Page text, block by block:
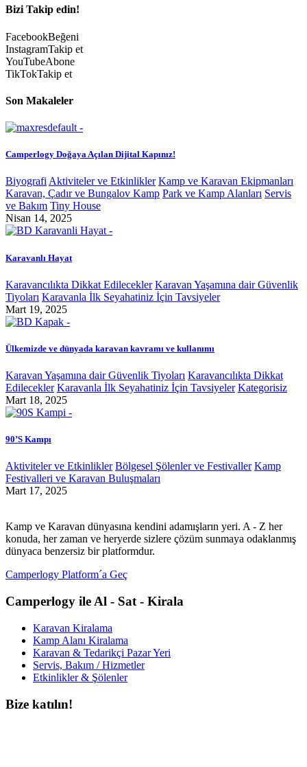
Bizi Takip edin!
FacebookBeğeni
InstagramTakip et
YouTubeAbone
TikTokTakip et
Son Makaleler
Camperlogy Doğaya Açılan Dijital Kapınız!
BiyografiAktiviteler ve Etkinlikler Kamp ve Karavan Ekipmanları
Karavan, Çadır ve Bungalov Kamp Park ve Kamp Alanları Servis
ve Bakım Tiny House
Nisan 14, 2025
Karavanlı Hayat
Karavancılıkta Dikkat Edilecekler Karavan Yaşamına dair Güvenlik
Tiyoları Karavanla İlk Seyahatiniz İçin Tavsiyeler
Mart 19, 2025
Ülkemizde ve dünyada karavan kavramı ve kullanımı
Karavan Yaşamına dair Güvenlik Tiyoları Karavancılıkta Dikkat
Edilecekler Karavanla İlk Seyahatiniz İçin Tavsiyeler Kategorisiz
Mart 18, 2025
90’S Kampı
Aktiviteler ve Etkinlikler Bölgesel Şölenler ve Festivaller Kamp
Festivalleri ve Karavan Buluşmaları
Mart 17, 2025
Kamp ve Karavan dünyasına kendini adamışların yeri. A - Z her
konuda, her zaman ve heryerde sizlere çözüm sunmaya odaklanmış
dünyaca benzersiz bir platformdur.
Camperlogy Platform´a Geç
Camperlogy ile Al - Sat - Kirala
Karavan Kiralama
Kamp Alanı Kiralama
Karavan & Tedarikçi Pazar Yeri
Servis, Bakım / Hizmetler
Etkinlikler & Şölenler
Bize katılın!